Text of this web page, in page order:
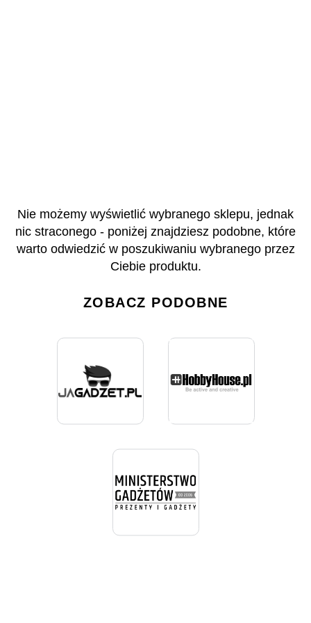
Nie możemy wyświetlić wybranego sklepu, jednak
nic straconego - poniżej znajdziesz podobne, które
warto odwiedzić w poszukiwaniu wybranego przez
Ciebie produktu.
ZOBACZ PODOBNE